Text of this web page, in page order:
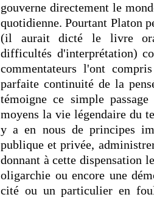
gouverne directement le
quotidienne. Pourtant Platon
(il aurait dicté le livre
difficultés d'interprétation)
commentateurs l'ont
parfaite continuité de la
témoigne ce simple
moyens la vie légendaire du
y a en nous de principes
publique et privée,
donnant à cette dispensation
oligarchie ou encore une
cité ou un particulier en